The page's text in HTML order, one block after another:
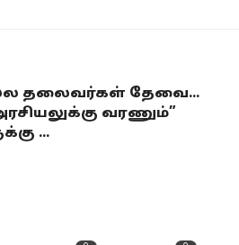
தலைவர்கள் தேவை...
வரணும்”
...